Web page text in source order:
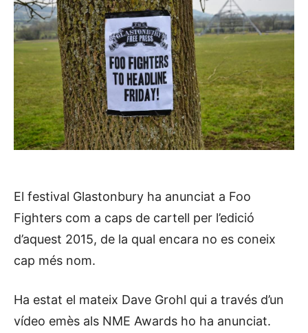
El festival Glastonbury ha anunciat a Foo
Fighters com a caps de cartell per l’edició
d’aquest 2015, de la qual encara no es coneix
cap més nom.
Ha estat el mateix Dave Grohl qui a través d’un
vídeo emès als NME Awards ho ha anunciat.